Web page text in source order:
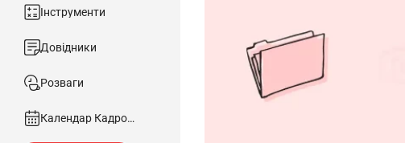
Інструменти
Довідники
Розваги
Календар Кадровика